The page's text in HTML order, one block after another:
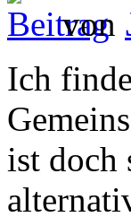
von
Ich
ist doch